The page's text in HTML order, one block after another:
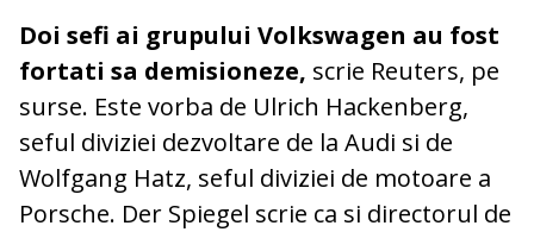
Doi sefi ai grupului Volkswagen au fost
fortati sa demisioneze, scrie Reuters, pe
surse. Este vorba de Ulrich Hackenberg,
seful diviziei dezvoltare de la Audi si de
Wolfgang Hatz, seful diviziei de motoare a
Porsche. Der Spiegel scrie ca si directorul de